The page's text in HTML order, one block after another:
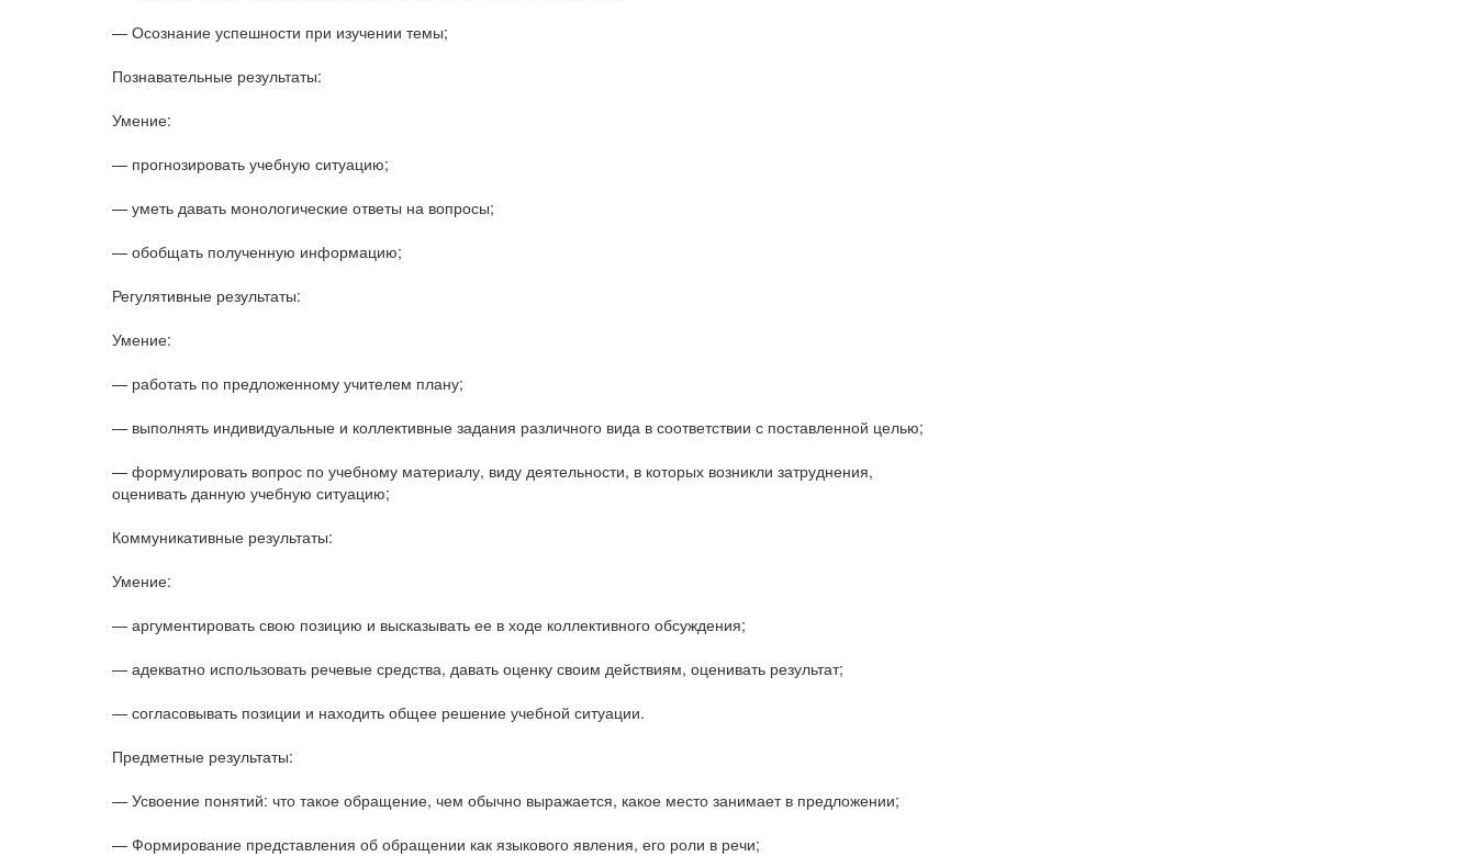
— Осознание успешности при изучении темы;
Познавательные результаты:
Умение:
— прогнозировать учебную ситуацию;
— уметь давать монологические ответы на вопросы;
— обобщать полученную информацию;
Регулятивные результаты:
Умение:
— работать по предложенному учителем плану;
— выполнять индивидуальные и коллективные задания различного вида в соответствии с поставленной целью;
— формулировать вопрос по учебному материалу, виду деятельности, в которых возникли затруднения,
оценивать данную учебную ситуацию;
Коммуникативные результаты:
Умение:
— аргументировать свою позицию и высказывать ее в ходе коллективного обсуждения;
— адекватно использовать речевые средства, давать оценку своим действиям, оценивать результат;
— согласовывать позиции и находить общее решение учебной ситуации.
Предметные результаты:
— Усвоение понятий: что такое обращение, чем обычно выражается, какое место занимает в предложении;
— Формирование представления об обращении как языкового явления, его роли в речи;